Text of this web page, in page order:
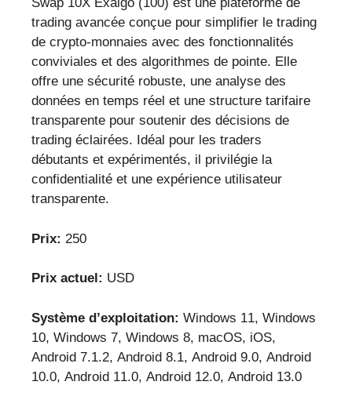
Swap 10X Exalgo (100) est une plateforme de
trading avancée conçue pour simplifier le trading
de crypto-monnaies avec des fonctionnalités
conviviales et des algorithmes de pointe. Elle
offre une sécurité robuste, une analyse des
données en temps réel et une structure tarifaire
transparente pour soutenir des décisions de
trading éclairées. Idéal pour les traders
débutants et expérimentés, il privilégie la
confidentialité et une expérience utilisateur
transparente.
Prix: 250
Prix actuel: USD
Système d’exploitation: Windows 11, Windows
10, Windows 7, Windows 8, macOS, iOS,
Android 7.1.2, Android 8.1, Android 9.0, Android
10.0, Android 11.0, Android 12.0, Android 13.0